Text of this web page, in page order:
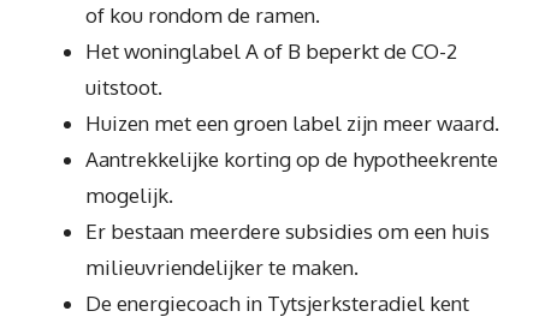
of kou rondom de ramen.
Het woninglabel A of B beperkt de CO-2
uitstoot.
Huizen met een groen label zijn meer waard.
Aantrekkelijke korting op de hypotheekrente
mogelijk.
Er bestaan meerdere subsidies om een huis
milieuvriendelijker te maken.
De energiecoach in Tytsjerksteradiel kent